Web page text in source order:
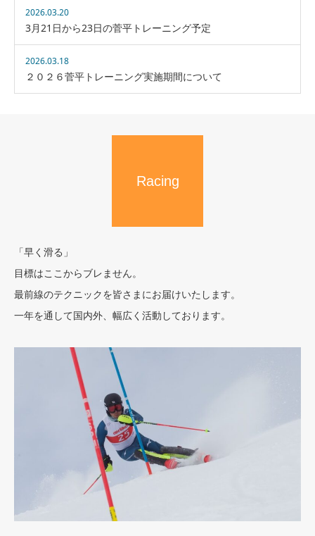
2026.03.20
3月21日から23日の菅平トレーニング予定
2026.03.18
２０２６菅平トレーニング実施期間について
Racing
「早く滑る」
目標はここからブレません。
最前線のテクニックを皆さまにお届けいたします。
一年を通して国内外、幅広く活動しております。